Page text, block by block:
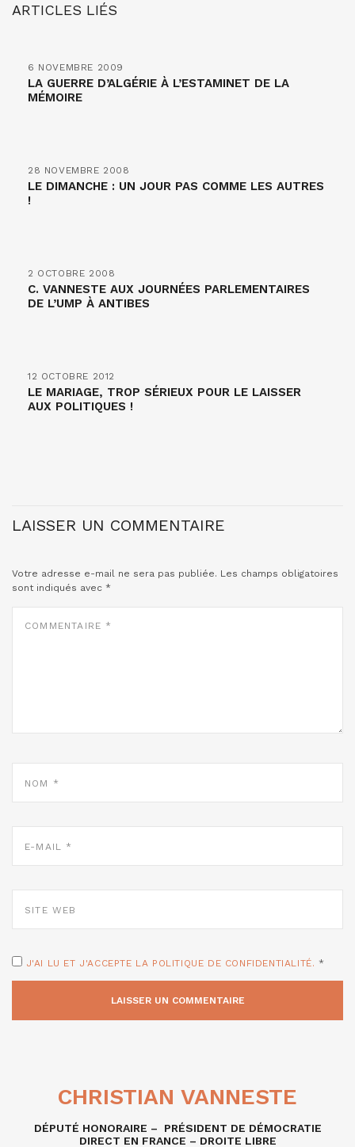
ARTICLES LIÉS
6 NOVEMBRE 2009
LA GUERRE D’ALGÉRIE À L’ESTAMINET DE LA
MÉMOIRE
28 NOVEMBRE 2008
LE DIMANCHE : UN JOUR PAS COMME LES AUTRES
!
2 OCTOBRE 2008
C. VANNESTE AUX JOURNÉES PARLEMENTAIRES
DE L’UMP À ANTIBES
12 OCTOBRE 2012
LE MARIAGE, TROP SÉRIEUX POUR LE LAISSER
AUX POLITIQUES !
LAISSER UN COMMENTAIRE
Votre adresse e-mail ne sera pas publiée. Les champs obligatoires
sont indiqués avec *
MAIL
WEB
J'AI LU ET J'ACCEPTE LA POLITIQUE DE CONFIDENTIALITÉ. *
CHRISTIAN VANNESTE
DÉPUTÉ HONORAIRE – PRÉSIDENT DE DÉMOCRATIE
DIRECT EN FRANCE – DROITE LIBRE